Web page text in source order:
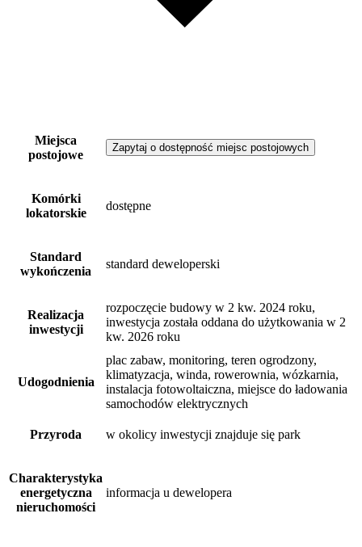
Miejsca
postojowe
Zapytaj o dostępność miejsc postojowych
Komórki
lokatorskie
dostępne
Standard
wykończenia
standard deweloperski
Realizacja
inwestycji
rozpoczęcie budowy w 2 kw. 2024 roku,
inwestycja została oddana do użytkowania w 2
kw. 2026 roku
Udogodnienia
plac zabaw, monitoring, teren ogrodzony,
klimatyzacja, winda, rowerownia, wózkarnia,
instalacja fotowoltaiczna, miejsce do ładowania
samochodów elektrycznych
Przyroda w okolicy inwestycji znajduje się park
Charakterystyka
energetyczna
nieruchomości
informacja u dewelopera